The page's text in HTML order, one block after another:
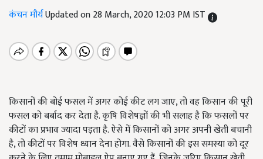
कंचन मौर्यUpdated on 28 March, 2020 12:03 PM IST
किसानों की बोई फसल में अगर कोई कीट लग जाए, तो वह किसान की पूरी
फसल को बर्बाद कर देता है. कृषि विशेषज्ञों की भी सलाह है कि फसलों पर
कीटों का प्रभाव ज्यादा पड़ता है. ऐसे में किसानों को अगर अपनी खेती बचानी
है, तो कीटों पर विशेष ध्यान देना होगा. वैसे किसानों की इस समस्या को दूर